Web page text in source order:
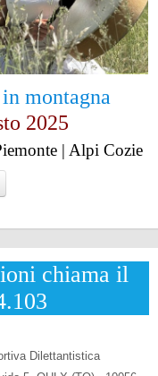
montagna
2025
| Alpi Cozie
chiama il
Dilettantistica